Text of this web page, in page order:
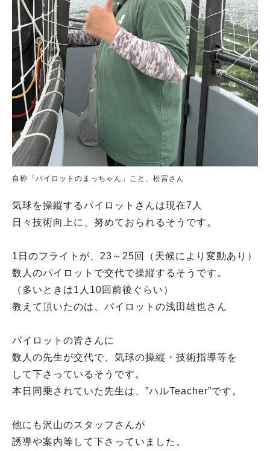
自称「パイロットのまっちゃん」こと、松宮さん
気球を操縦するパイロットさんは現在7人
日々技術向上に、努めておられるそうです。
1日のフライトが、23～25回（天候により変動あり）
数人のパイロットで交代で操縦するそうです。
（多いときは1人10回前後ぐらい）
教えて頂いたのは、パイロットの浅田雄也さん
パイロットの皆さんに
数人の先生が交代で、気球の操縦・技術指導等を
して下さっているそうです。
本日同乗されていた先生は、”ハルTeacher”です。
他にも沢山のスタッフさんが
誘導や案内等して下さっていました。